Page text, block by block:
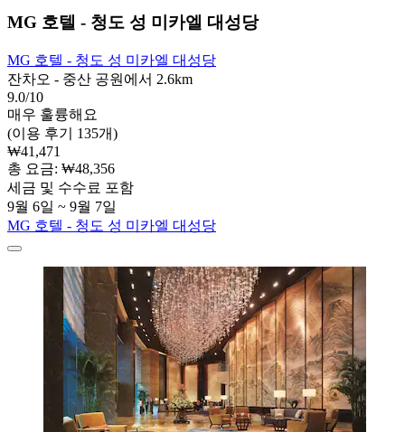
MG 호텔 - 청도 성 미카엘 대성당
MG 호텔 - 청도 성 미카엘 대성당
잔차오 - 중산 공원에서 2.6km
9.0/10
매우 훌륭해요
(이용 후기 135개)
₩41,471
총 요금: ₩48,356
세금 및 수수료 포함
9월 6일 ~ 9월 7일
MG 호텔 - 청도 성 미카엘 대성당